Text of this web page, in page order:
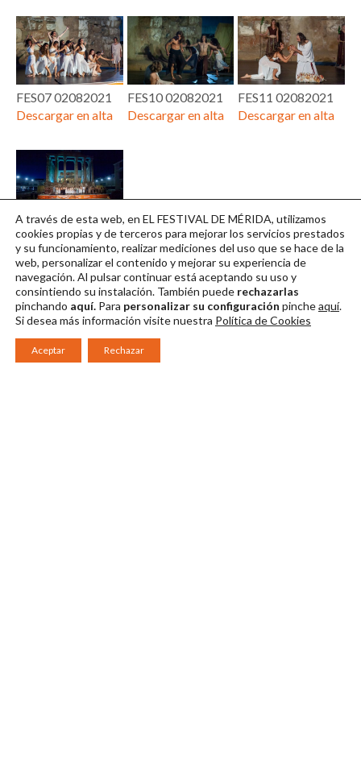
FES07 02082021
Descargar en alta
FES10 02082021
Descargar en alta
FES11 02082021
Descargar en alta
FES12 02082021
Descargar en alta
A través de esta web, en EL FESTIVAL DE MÉRIDA, utilizamos
cookies propias y de terceros para mejorar los servicios prestados
y su funcionamiento, realizar mediciones del uso que se hace de la
web, personalizar el contenido y mejorar su experiencia de
navegación. Al pulsar continuarestá aceptando su uso y
consintiendo su instalación. También puede rechazarlas
pinchando aquí. Para personalizar su configuración pincheaquí.
Si desea más información visite nuestra Política de Cookies
Aceptar Rechazar